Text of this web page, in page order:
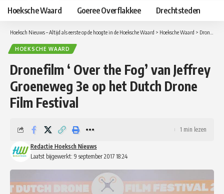
aanpassen
Hoeksche Waard Goeree Overflakkee Drechtsteden
Hoeksch Nieuws – Altijd als eerste op de hoogte in de Hoeksche Waard > Hoeksche Waard > Dronefilm ‘ Over the Fog’ van Jeffrey Groeneweg 3e op het Dutch Drone Film Festival
HOEKSCHE WAARD
Dronefilm ‘ Over the Fog’ van Jeffrey
Groeneweg 3e op het Dutch Drone
Film Festival
Laatst bijgewerkt: 9 september 2017 18:24
Redactie Hoeksch Nieuws
1 min lezen